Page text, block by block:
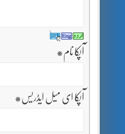
آپکا نام *
آپکا ای میل ایڈریس *